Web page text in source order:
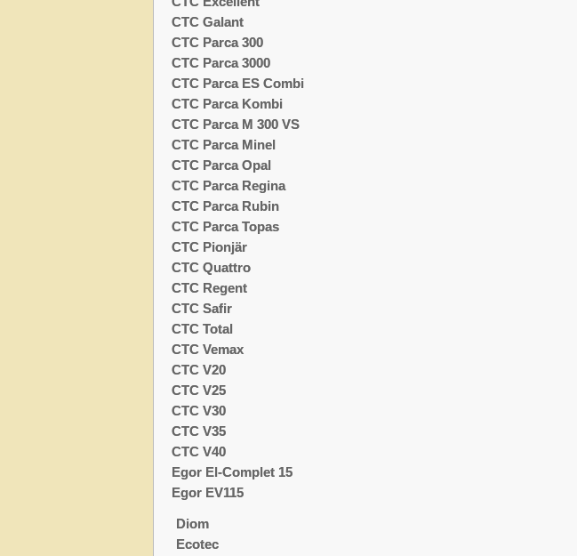
CTC Galant
CTC Parca 300
CTC Parca 3000
CTC Parca ES Combi
CTC Parca Kombi
CTC Parca M 300 VS
CTC Parca Minel
CTC Parca Opal
CTC Parca Regina
CTC Parca Rubin
CTC Parca Topas
CTC Pionjär
CTC Quattro
CTC Regent
CTC Safir
CTC Total
CTC Vemax
CTC V20
CTC V25
CTC V30
CTC V35
CTC V40
Egor El-Complet 15
Egor EV115
Diom
Ecotec